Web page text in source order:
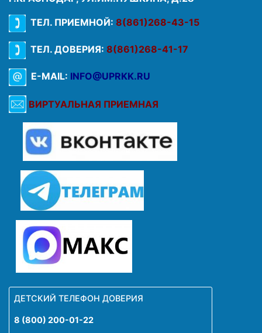
ТЕЛ. ПРИЕМНОЙ: 8(861)268-43-15
ТЕЛ. ДОВЕРИЯ: 8(861)268-41-17
E-MAIL: INFO@UPRKK.RU
ВИРТУАЛЬНАЯ ПРИЕМНАЯ
ДЕТСКИЙ ТЕЛЕФОН ДОВЕРИЯ
8 (800) 200-01-22